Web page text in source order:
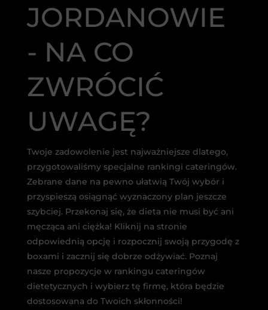
JORDANOWIE
- NA CO
ZWRÓCIĆ
UWAGĘ?
Twoje zadowolenie jest najważniejsze dlatego,
przygotowaliśmy specjalne rankingi cateringów.
Zebrane dane na pewno ułatwią Twój wybór i
przyspieszą osiągnąć wyznaczony plan jeszcze
szybciej. Przekonaj się, że dieta nie musi być ani
męcząca ani ciężka! Kliknij na stronie
odpowiednią opcję i rozpocznij swoją przygodę z
boxami i zacznij się dobrze odżywiać. Poznaj
nasze propozycje w rankingu cateringów
dietetycznych i wybierz tę firmę, która będzie
dostosowana do Twoich skłonności!